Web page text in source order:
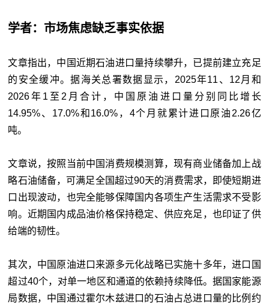
学者：市场焦虑缺乏事实依据
文章指出，中国近期石油进口量持续攀升，已提前建立充足
的安全缓冲。据海关总署数据显示，2025年11、12月和
2026年1至2月合计，中国原油进口量分别同比增长
14.95%、17.0%和16.0%，4个月就累计进口原油2.26亿
吨。
文章说，按照当前中国消费规模测算，现有商业储备加上战
略石油储备，可满足全国超过90天的消费需求，即使短期进
口出现波动，也完全能够保障国内各项生产生活需求不受影
响。近期国内成品油价格保持稳定、供应充足，也印证了供
给端的韧性。
其次，中国原油进口来源多元化战略已实施十多年，进口国
超过40个，对单一地区和通道的依赖持续降低。据国家能源
局数据，中国通过霍尔木兹进口的石油占总进口量的比例约